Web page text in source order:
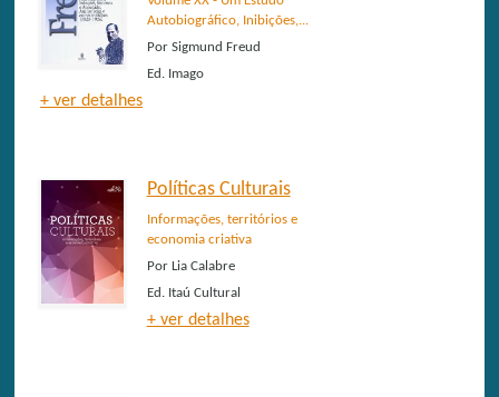
Autobiográfico, Inibições,...
PorSigmund Freud
Ed.Imago
+ ver detalhes
Políticas Culturais
Informações, territórios e
economia criativa
PorLia Calabre
Ed.Itaú Cultural
+ ver detalhes